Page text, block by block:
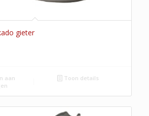
gieter
aan
Toon details